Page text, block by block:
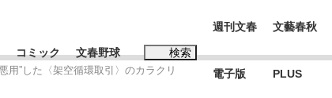
コミック 文春野球 検索
週刊文春
電子版
文藝春秋
PLUS
用”した〈架空循環取引〉のカラクリ